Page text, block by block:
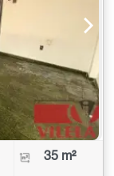
35 m²